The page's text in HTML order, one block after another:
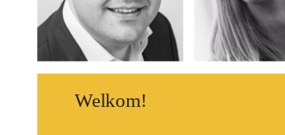
Welkom!